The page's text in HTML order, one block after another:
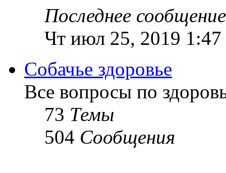
Последнее сообщение
Чт июл 25, 2019 1:47
Собачье здоровье
Все вопросы по
73 Темы
504 Сообщения